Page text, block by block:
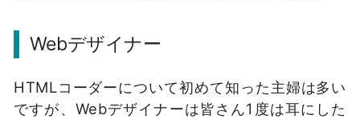
Webデザイナー
HTMLコーダーについて初めて知った主婦は多い
ですが、Webデザイナーは皆さん1度は耳にした